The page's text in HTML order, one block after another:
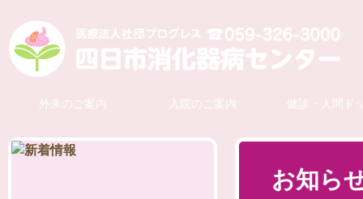
外来のご案内 入院のご案内 健診・人間ド
お知ら